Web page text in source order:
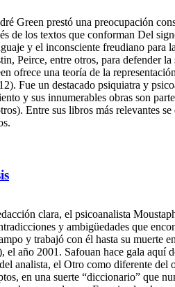
Green prestó una preocupación
de los textos que conforman Del
y el inconsciente freudiano para
Peirce, entre otros, para defender
ofrece una teoría de la
Fue un destacado psiquiatra y
y sus innumerables obras son
Entre sus libros más relevantes
clara, el psicoanalista
y ambigüedades que
y trabajó con él hasta su muerte
año 2001. Safouan hace gala aquí
analista, el Otro como diferente
en una suerte “diccionario” que